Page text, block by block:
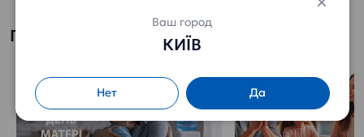
Полезно знать
Ваш город
КИЇВ
Нет Да